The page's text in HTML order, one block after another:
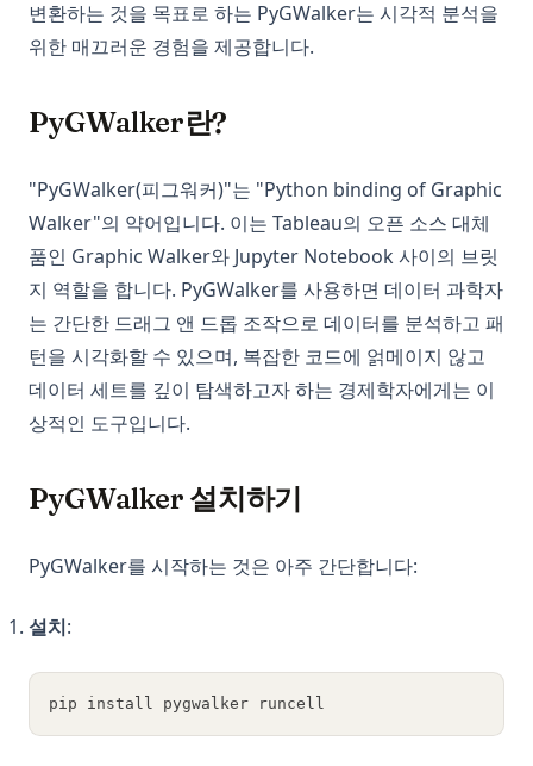
변환하는 것을 목표로 하는 PyGWalker는 시각적 분석을
위한 매끄러운 경험을 제공합니다.
PyGWalker란?
"PyGWalker(피그워커)"는 "Python binding of Graphic
Walker"의 약어입니다. 이는 Tableau의 오픈 소스 대체
품인 Graphic Walker와 Jupyter Notebook 사이의 브릿
지 역할을 합니다. PyGWalker를 사용하면 데이터 과학자
는 간단한 드래그 앤 드롭 조작으로 데이터를 분석하고 패
턴을 시각화할 수 있으며, 복잡한 코드에 얽메이지 않고
데이터 세트를 깊이 탐색하고자 하는 경제학자에게는 이
상적인 도구입니다.
PyGWalker 설치하기
PyGWalker를 시작하는 것은 아주 간단합니다:
설치:
pip install pygwalker runcell